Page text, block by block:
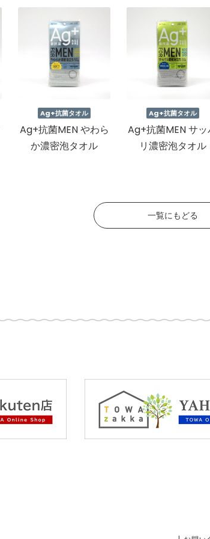
Ag+抗菌タオル
Ag+抗菌MEN やわら
か濃密泡タオル
Ag+抗菌タオル
Ag+抗菌MEN サ
リ濃密泡タオル
一覧にもどる